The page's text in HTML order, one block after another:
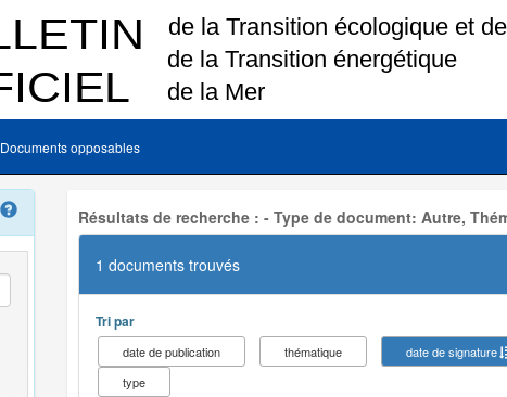
Documents opposables
Résultats de recherche : - Type de document: Autre,
1 documents trouvés
Tri par
date de publication thématique
date de signature
type